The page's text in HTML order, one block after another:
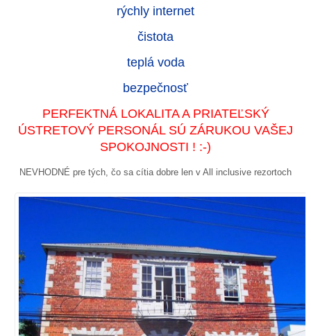
rýchly internet
čistota
teplá voda
bezpečnosť
PERFEKTNÁ LOKALITA A PRIATEĽSKÝ
ÚSTRETOVÝ PERSONÁL SÚ ZÁRUKOU VAŠEJ
SPOKOJNOSTI ! :-)
NEVHODNÉ pre tých, čo sa cítia dobre len v All inclusive rezortoch